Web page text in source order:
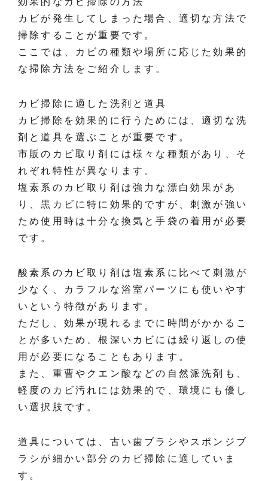
カビが発生してしまった場合、適切な方法で
掃除することが重要です。
ここでは、カビの種類や場所に応じた効果的
な掃除方法をご紹介します。
カビ掃除に適した洗剤と道具
カビ掃除を効果的に行うためには、適切な洗
剤と道具を選ぶことが重要です。
市販のカビ取り剤には様々な種類があり、そ
れぞれ特性が異なります。
塩素系のカビ取り剤は強力な漂白効果があ
り、黒カビに特に効果的ですが、刺激が強い
ため使用時は十分な換気と手袋の着用が必要
です。
酸素系のカビ取り剤は塩素系に比べて刺激が
少なく、カラフルな浴室パーツにも使いやす
いという特徴があります。
ただし、効果が現れるまでに時間がかかるこ
とが多いため、根深いカビには繰り返しの使
用が必要になることもあります。
また、重曹やクエン酸などの自然派洗剤も、
軽度のカビ汚れには効果的で、環境にも優し
い選択肢です。
道具については、古い歯ブラシやスポンジブ
ラシが細かい部分のカビ掃除に適していま
す。